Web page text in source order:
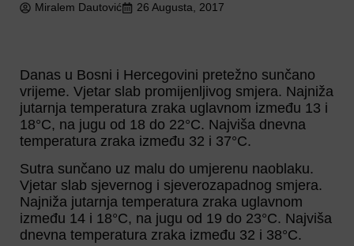
Miralem Dautović 26 Augusta, 2017
Danas u Bosni i Hercegovini pretežno sunčano
vrijeme. Vjetar slab promijenljivog smjera. Najniža
jutarnja temperatura zraka uglavnom između 13 i
18°C, na jugu od 18 do 22°C. Najviša dnevna
temperatura zraka između 32 i 37°C.
Sutra sunčano uz malu do umjerenu naoblaku.
Vjetar slab sjevernog i sjeverozapadnog smjera.
Najniža jutarnja temperatura zraka uglavnom
između 14 i 18°C, na jugu od 19 do 23°C. Najviša
dnevna temperatura zraka između 32 i 38°C.